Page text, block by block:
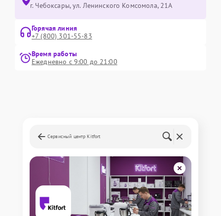
г. Чебоксары, ул. Ленинского Комсомола, 21А
Горячая линия
+7 (800) 301-55-83
Время работы
Ежедневно с 9:00 до 21:00
Сервисный центр Kitfort